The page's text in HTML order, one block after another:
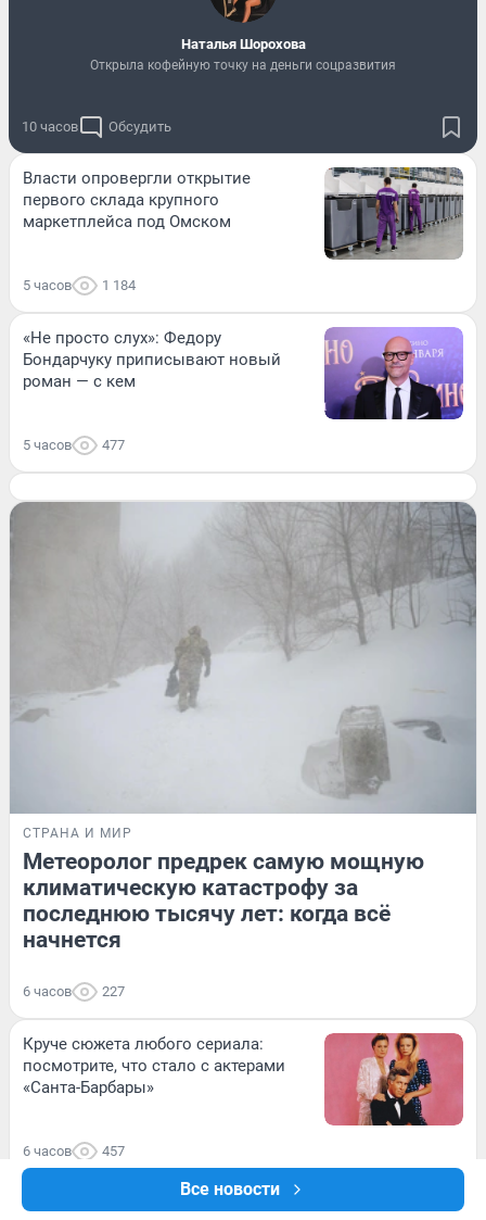
Все новости
Наталья Шорохова
Открыла кофейную точку на деньги соцразвития
10 часов Обсудить
Власти опровергли открытие
первого склада крупного
маркетплейса под Омском
5 часов 1 184
«Не просто слух»: Федору
Бондарчуку приписывают новый
роман — с кем
5 часов 477
СТРАНА И МИР
Метеоролог предрек самую мощную
климатическую катастрофу за
последнюю тысячу лет: когда всё
начнется
6 часов 227
Круче сюжета любого сериала:
посмотрите, что стало с актерами
«Санта-Барбары»
6 часов 457
На Урале объявили ракетную